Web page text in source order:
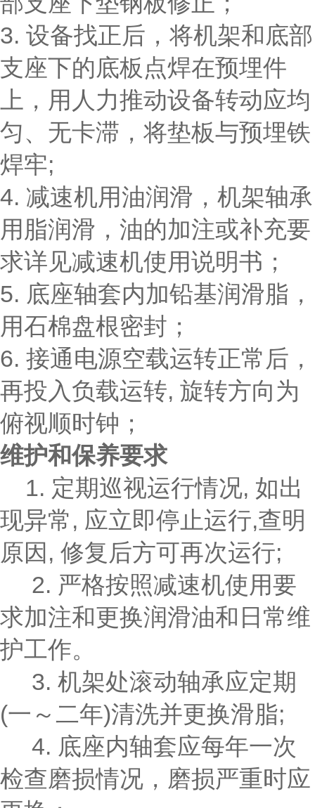
3. 设备找正后，将机架和底部
支座下的底板点焊在预埋件
上，用人力推动设备转动应均
匀、无卡滞，将垫板与预埋铁
焊牢;
4. 减速机用油润滑，机架轴承
用脂润滑，油的加注或补充要
求详见减速机使用说明书；
5. 底座轴套内加铅基润滑脂，
用石棉盘根密封；
6. 接通电源空载运转正常后，
再投入负载运转, 旋转方向为
俯视顺时钟；
维护和保养要求
1. 定期巡视运行情况, 如出
现异常, 应立即停止运行,查明
原因, 修复后方可再次运行;
2. 严格按照减速机使用要
求加注和更换润滑油和日常维
护工作。
3. 机架处滚动轴承应定期
(一～二年)清洗并更换滑脂;
4. 底座内轴套应每年一次
检查磨损情况，磨损严重时应